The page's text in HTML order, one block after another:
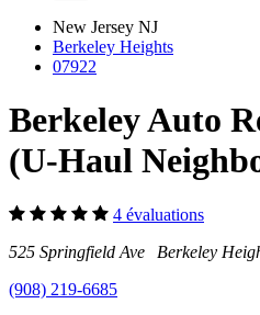
New Jersey NJ
Berkeley Heights
07922
Berkeley Auto
(U-Haul
4 évaluations
525 Springfield Ave Berkeley
(908) 219-6685